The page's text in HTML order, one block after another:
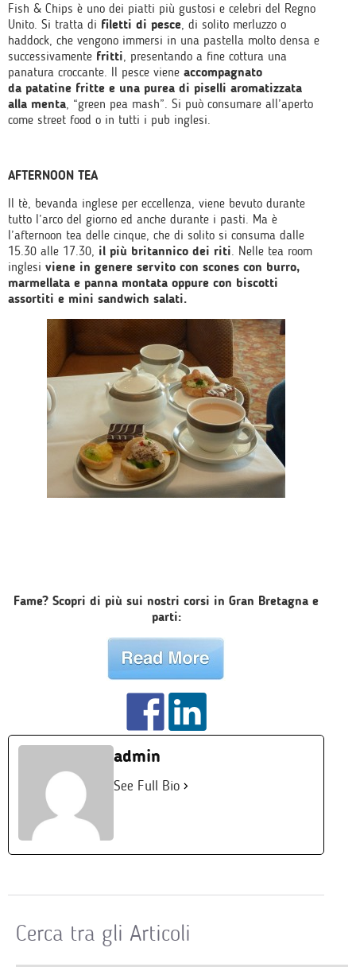
Fish & Chips è uno dei piatti più gustosi e celebri del Regno
Unito. Si tratta di filetti di pesce, di solito merluzzo o
haddock, che vengono immersi in una pastella molto densa e
successivamente fritti, presentando a fine cottura una
panatura croccante. Il pesce viene accompagnato
da patatine fritte e una purea di piselli aromatizzata
alla menta, “green pea mash”. Si può consumare all’aperto
come street food o in tutti i pub inglesi.
AFTERNOON TEA
Il tè, bevanda inglese per eccellenza, viene bevuto durante
tutto l’arco del giorno ed anche durante i pasti. Ma è
l’afternoon tea delle cinque, che di solito si consuma dalle
15.30 alle 17.30, il più britannico dei riti. Nelle tea room
inglesi viene in genere servito con scones con burro,
marmellata e panna montata oppure con biscotti
assortiti e mini sandwich salati.
Fame? Scopri di più sui nostri corsi in Gran Bretagna e
parti:
admin
See Full Bio
Cerca tra gli Articoli